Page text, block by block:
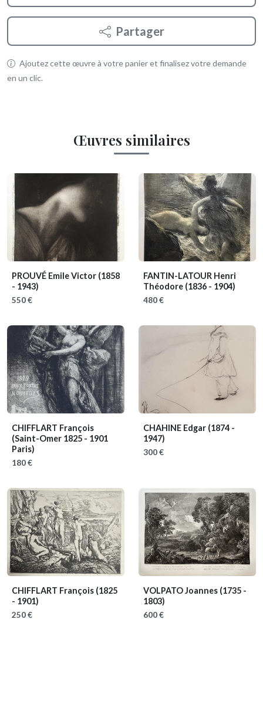
Partager
Ajoutez cette œuvre à votre panier et finalisez votre demande
en un clic.
Œuvres similaires
PROUVÉ Emile Victor (1858
- 1943)
550 €
FANTIN-LATOUR Henri
Théodore (1836 - 1904)
480 €
CHIFFLART François
(Saint-Omer 1825 - 1901
Paris)
180 €
CHAHINE Edgar (1874 -
1947)
300 €
CHIFFLART François (1825
- 1901)
250 €
VOLPATO Joannes (1735 -
1803)
600 €